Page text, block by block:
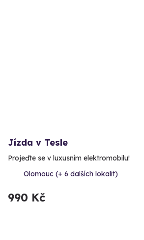
Jízda v Tesle
Projeďte se v luxusním elektromobilu!
Olomouc (+ 6 dalších lokalit)
990 Kč